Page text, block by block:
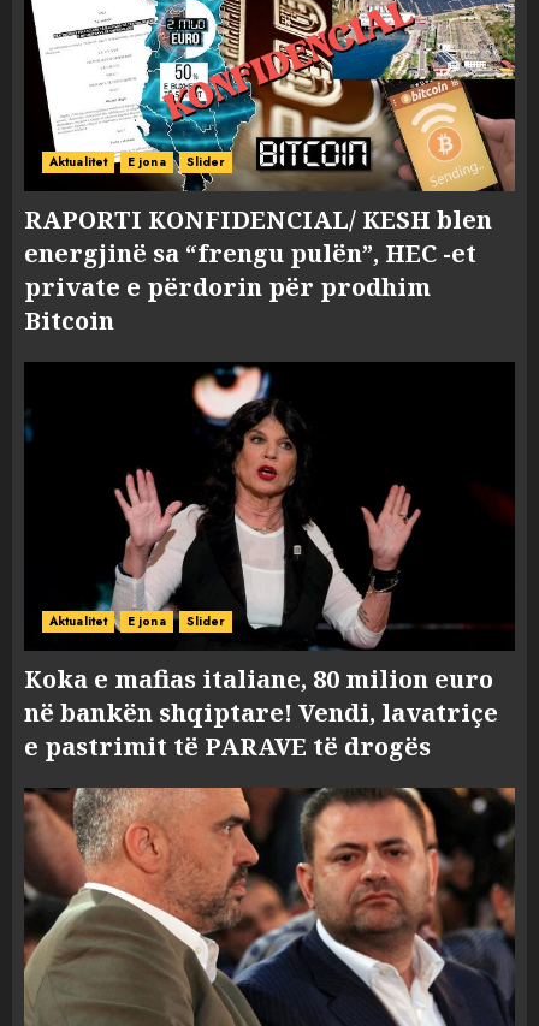
Aktualitet E jona Slider
RAPORTI KONFIDENCIAL/ KESH blen
energjinë sa “frengu pulën”, HEC -et
private e përdorin për prodhim
Bitcoin
Aktualitet E jona Slider
Koka e mafias italiane, 80 milion euro
në bankën shqiptare! Vendi, lavatriçe
e pastrimit të PARAVE të drogës